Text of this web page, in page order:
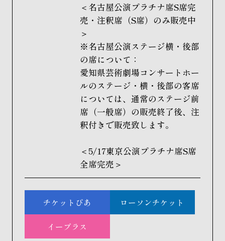
＜名古屋公演プラチナ席S席完
売・注釈席（S席）のみ販売中
＞
※名古屋公演ステージ横・後部
の席について：
愛知県芸術劇場コンサートホー
ルのステージ・横・後部の客席
については、通常のステージ前
席（一般席）の販売終了後、注
釈付きで販売致します。
＜5/17東京公演プラチナ席S席
全席完売＞
チケットぴあ ローソンチケット
イープラス